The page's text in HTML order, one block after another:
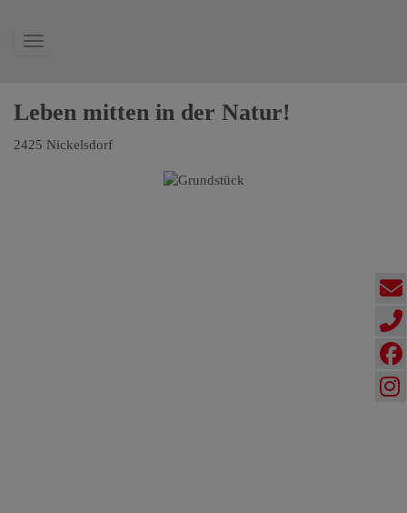
Navigation anzeigen
Leben mitten in der Natur!
2425 Nickelsdorf